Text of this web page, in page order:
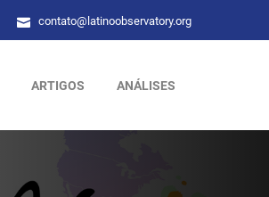
contato@latinoobservatory.org
ARTIGOS ANÁLISES